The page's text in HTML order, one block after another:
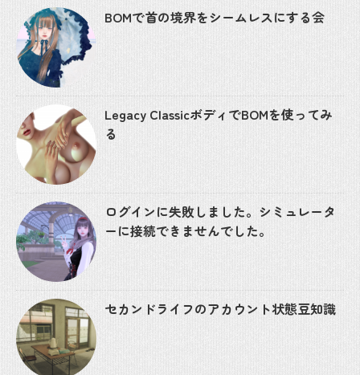
BOMで首の境界をシームレスにする会
Legacy ClassicボディでBOMを使ってみ
る
ログインに失敗しました。シミュレータ
ーに接続できませんでした。
セカンドライフのアカウント状態豆知識